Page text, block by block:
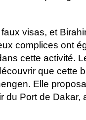
visas, et
complices ont
cette activité.
que cette
Elle
du Port de Dakar,